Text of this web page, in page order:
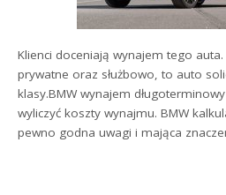
Klienci doceniają wynajem tego
prywatne oraz służbowo, to auto
klasy.BMW wynajem
wyliczyć koszty wynajmu. BMW
pewno godna uwagi i mająca